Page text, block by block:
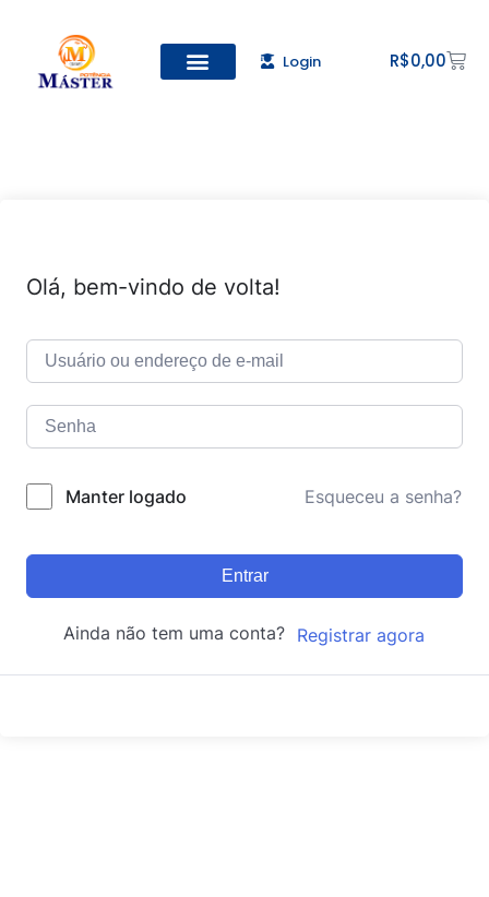
Login R$0,00
Olá, bem-vindo de volta!
Manter logado Esqueceu a senha?
Entrar
Ainda não tem uma conta? Registrar agora